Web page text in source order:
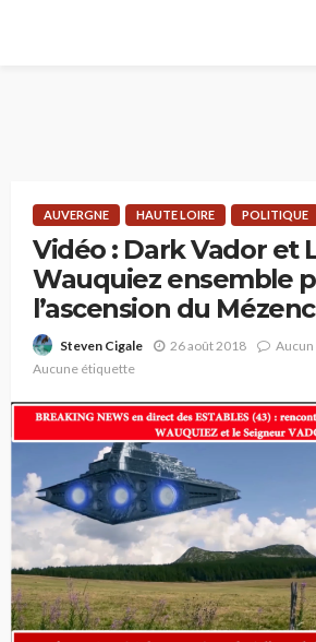
AUVERGNE HAUTE LOIRE POLITIQUE
Vidéo : Dark Vador et
Wauquiez ensemble
l’ascension du Mézenc
Steven Cigale 26 août 2018
Aucune étiquette